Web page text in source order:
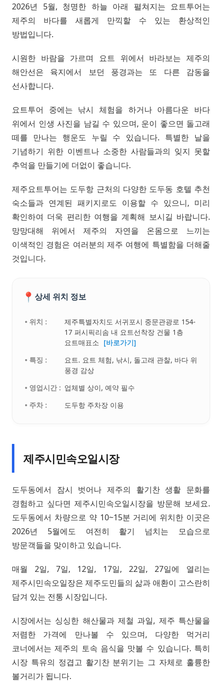
2026년 5월, 청명한 하늘 아래 펼쳐지는 요트투어는
제주의 바다를 새롭게 만끽할 수 있는 환상적인
방법입니다.
시원한 바람을 가르며 요트 위에서 바라보는 제주의
해안선은 육지에서 보던 풍경과는 또 다른 감동을
선사합니다.
요트투어 중에는 낚시 체험을 하거나 아름다운 바다
위에서 인생 사진을 남길 수 있으며, 운이 좋으면 돌고래
떼를 만나는 행운도 누릴 수 있습니다. 특별한 날을
기념하기 위한 이벤트나 소중한 사람들과의 잊지 못할
추억을 만들기에 더없이 좋습니다.
제주요트투어는 도두항 근처의 다양한 도두동 호텔 추천
숙소들과 연계된 패키지로도 이용할 수 있으니, 미리
확인하여 더욱 편리한 여행을 계획해 보시길 바랍니다.
망망대해 위에서 제주의 자연을 온몸으로 느끼는
이색적인 경험은 여러분의 제주 여행에 특별함을 더해줄
것입니다.
📍 상세 위치 정보
• 위치 :
제주특별자치도 서귀포시 중문관광로 154-
17 퍼시픽리솜 내 요트선착장 건물 1층
요트매표소 [바로가기]
• 특징 :
요트. 요트 체험, 낚시, 돌고래 관찰, 바다 위
풍경 감상
• 영업시간 : 업체별 상이, 예약 필수
• 주차 :
도두항 주차장 이용
제주시민속오일시장
도두동에서 잠시 벗어나 제주의 활기찬 생활 문화를
경험하고 싶다면 제주시민속오일시장을 방문해 보세요.
도두동에서 차량으로 약 10~15분 거리에 위치한 이곳은
2026년 5월에도 여전히 활기 넘치는 모습으로
방문객들을 맞이하고 있습니다.
매월 2일, 7일, 12일, 17일, 22일, 27일에 열리는
제주시민속오일장은 제주도민들의 삶과 애환이 고스란히
담겨 있는 전통 시장입니다.
시장에서는 싱싱한 해산물과 제철 과일, 제주 특산물을
저렴한 가격에 만나볼 수 있으며, 다양한 먹거리
코너에서는 제주의 토속 음식을 맛볼 수 있습니다. 특히
시장 특유의 정겹고 활기찬 분위기는 그 자체로 훌륭한
볼거리가 됩니다.